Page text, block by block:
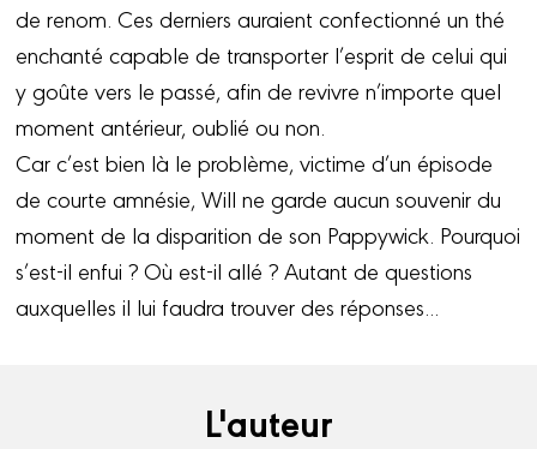
de renom. Ces derniers auraient confectionné un thé
enchanté capable de transporter l’esprit de celui qui
y goûte vers le passé, afin de revivre n’importe quel
moment antérieur, oublié ou non.
Car c’est bien là le problème, victime d’un épisode
de courte amnésie, Will ne garde aucun souvenir du
moment de la disparition de son Pappywick. Pourquoi
s’est-il enfui ? Où est-il allé ? Autant de questions
auxquelles il lui faudra trouver des réponses...
L'auteur